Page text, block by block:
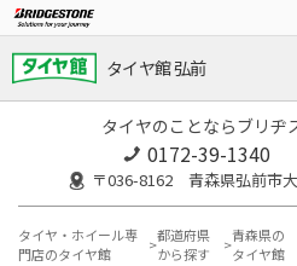
タイヤ館 弘前
タイヤのことならブリヂ
0172-39-1340
〒036-8162 青森県弘前市
タイヤ・ホイール専
門店のタイヤ館
都道府県
から探す
青森県の
タイヤ館